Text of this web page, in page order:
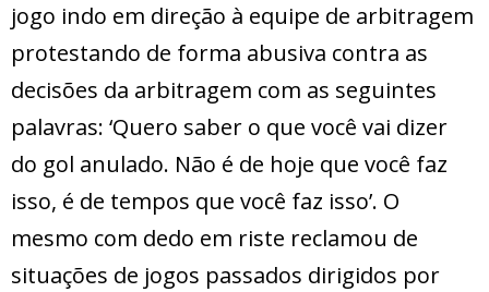
jogo indo em direção à equipe de arbitragem
protestando de forma abusiva contra as
decisões da arbitragem com as seguintes
palavras: ‘Quero saber o que você vai dizer
do gol anulado. Não é de hoje que você faz
isso, é de tempos que você faz isso’. O
mesmo com dedo em riste reclamou de
situações de jogos passados dirigidos por